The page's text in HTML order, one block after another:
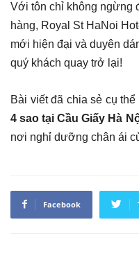
Với tôn chỉ không ngừng
hàng, Royal St HaNoi
mới hiện đại và duyên
quý khách quay trở lại!
Bài viết đã chia sẻ cụ
4 sao tại Cầu Giấy Hà
nơi nghỉ dưỡng chân ái
Facebook